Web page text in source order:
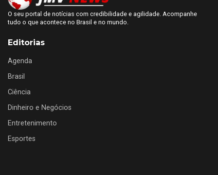
O seu portal de notícias com credibilidade e agilidade. Acompanhe
tudo o que acontece no Brasil e no mundo.
Editorias
Agenda
Brasil
Ciência
Dinheiro e Negócios
Entretenimento
Esportes